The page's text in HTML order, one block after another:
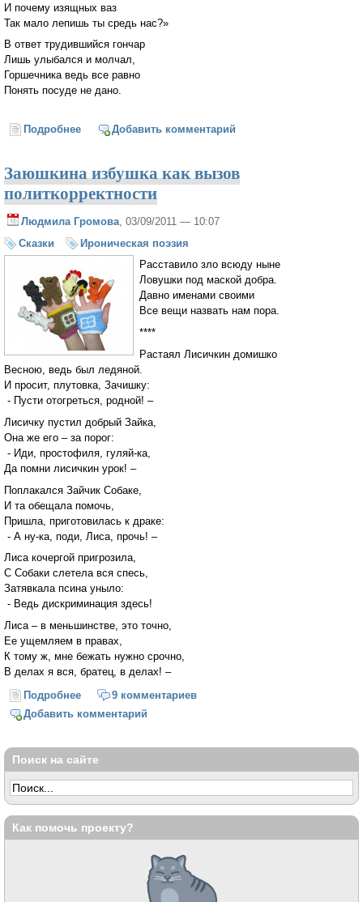
И почему изящных ваз
Так мало лепишь ты средь нас?»
В ответ трудившийся гончар
Лишь улыбался и молчал,
Горшечника ведь все равно
Понять посуде не дано.
Подробнее о Горшечник
Добавить комментарий
Заюшкина избушка как вызов
политкорректности
Людмила Громова , 03/09/2011 — 10:07
Сказки
Ироническая поэзия
Расставило зло всюду ныне
Ловушки под маской добра.
Давно именами своими
Все вещи назвать нам пора.
****
Растаял Лисичкин домишко
Весною, ведь был ледяной.
И просит, плутовка, Зачишку:
- Пусти отогреться, родной! –
Лисичку пустил добрый Зайка,
Она же его – за порог:
- Иди, простофиля, гуляй-ка,
Да помни лисичкин урок! –
Поплакался Зайчик Собаке,
И та обещала помочь,
Пришла, приготовилась к драке:
- А ну-ка, поди, Лиса, прочь! –
Лиса кочергой пригрозила,
С Собаки слетела вся спесь,
Затявкала псина уныло:
- Ведь дискриминация здесь!
Лиса – в меньшинстве, это точно,
Ее ущемляем в правах,
К тому ж, мне бежать нужно срочно,
В делах я вся, братец, в делах! –
Подробнее о Заюшкина избушка как вызов политкорректности
9 комментариев
Добавить комментарий
Поиск на сайте
Как помочь проекту?